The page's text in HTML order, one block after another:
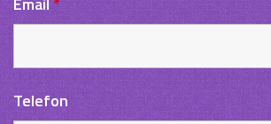
Telefon